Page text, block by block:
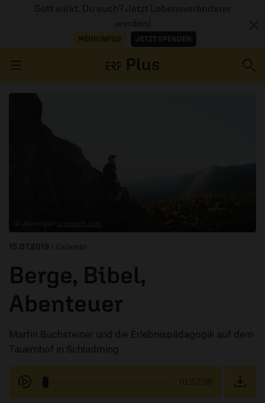
Gott wirkt. Du auch? Jetzt Lebensveränderer
werden!
MEHR INFOS JETZT SPENDEN
15.07.2019 / Calando
Berge, Bibel,
Abenteuer
Martin Buchsteiner und die Erlebnispädagogik auf dem
Tauernhof in Schladming.
01:07:38